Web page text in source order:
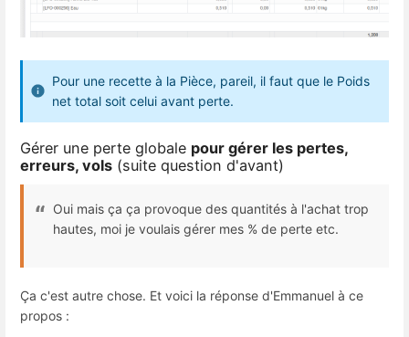
Pour une recette à la Pièce, pareil, il faut que le Poids
net total soit celui avant perte.
Gérer une perte globale pour gérer les pertes,
erreurs, vols (suite question d'avant)
Oui mais ça ça provoque des quantités à l'achat trop
hautes, moi je voulais gérer mes % de perte etc.
Ça c'est autre chose. Et voici la réponse d'Emmanuel à ce
propos :